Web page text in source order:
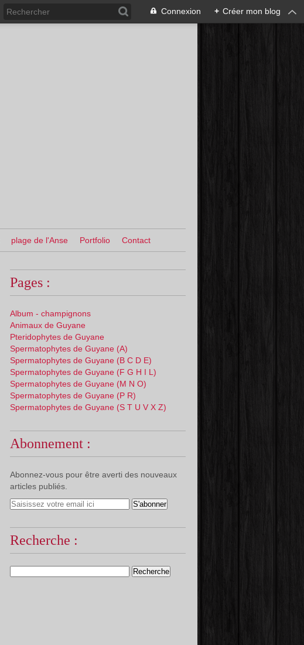
Connexion + Créer mon blog
plage de l'Anse Portfolio Contact
Pages :
Album - champignons
Animaux de Guyane
Pteridophytes de Guyane
Spermatophytes de Guyane (A)
Spermatophytes de Guyane (B C D E)
Spermatophytes de Guyane (F G H I L)
Spermatophytes de Guyane (M N O)
Spermatophytes de Guyane (P R)
Spermatophytes de Guyane (S T U V X Z)
Abonnement :
Abonnez-vous pour être averti des nouveaux
articles publiés.
Recherche :